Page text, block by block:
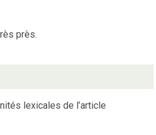
près.
lexicales de l’article